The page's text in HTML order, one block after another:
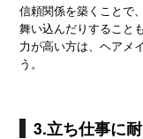
信頼関係を築くことで
舞い込んだりすること
力が高い方は、ヘアメ
う。
3.立ち仕事に